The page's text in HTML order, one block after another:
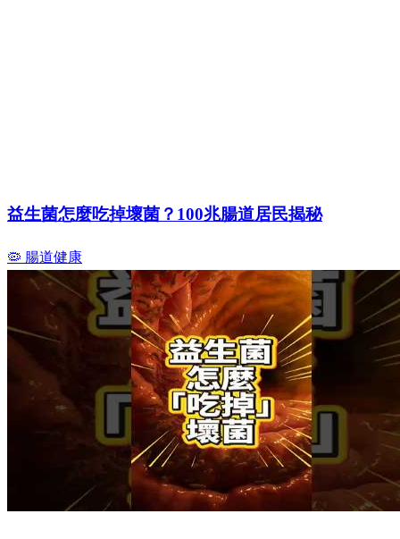
益生菌怎麼吃掉壞菌？100兆腸道居民揭秘
🦠 腸道健康